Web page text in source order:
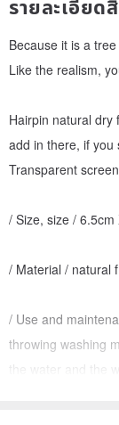
รายละเอียด
Because it is a
Like the realism,
Hairpin natural dry
add in there, if you
Transparent
/ Size, size / 6.5cm
/ Material / natural
/ Use and
throwing washing
the water and the